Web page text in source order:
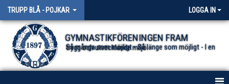
TRUPP BLÅ - POJKAR LOGGA IN
GYMNASTIKFÖRENINGEN FRAM
Så många som möjligt - Så länge som möjligt - I en trygg och utvecklande miljö.